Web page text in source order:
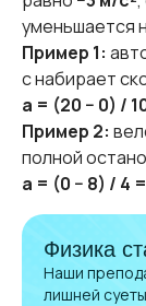
уменьшается
Пример 1:
с набирает
a = (20 − 0) /
Пример 2:
полной
a = (0 − 8) / 4
Физика
Наши
лишней